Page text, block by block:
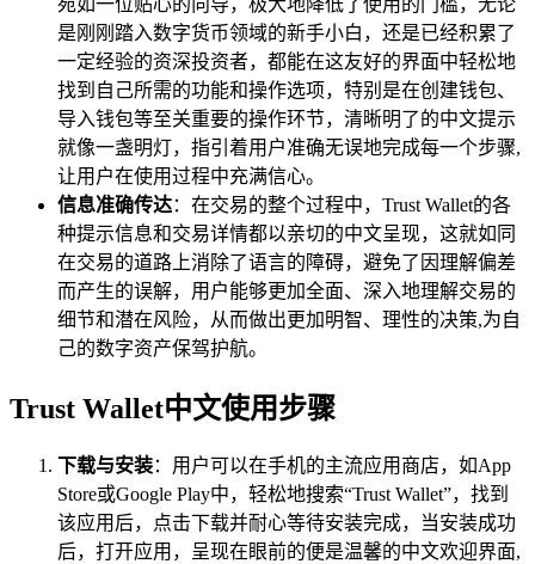
是刚刚踏入数字货币领域的新手小白，还是已经积累了
一定经验的资深投资者，都能在这友好的界面中轻松地
找到自己所需的功能和操作选项，特别是在创建钱包、
导入钱包等至关重要的操作环节，清晰明了的中文提示
就像一盏明灯，指引着用户准确无误地完成每一个步骤,
让用户在使用过程中充满信心。
信息准确传达：在交易的整个过程中，Trust Wallet的各
种提示信息和交易详情都以亲切的中文呈现，这就如同
在交易的道路上消除了语言的障碍，避免了因理解偏差
而产生的误解，用户能够更加全面、深入地理解交易的
细节和潜在风险，从而做出更加明智、理性的决策,为自
己的数字资产保驾护航。
Trust Wallet中文使用步骤
下载与安装：用户可以在手机的主流应用商店，如App
Store或Google Play中，轻松地搜索“Trust Wallet”，找到
该应用后，点击下载并耐心等待安装完成，当安装成功
后，打开应用，呈现在眼前的便是温馨的中文欢迎界面,